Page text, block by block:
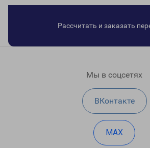
Рассчитать и заказать
Мы в соцсетях
ВКонтакте
MAX